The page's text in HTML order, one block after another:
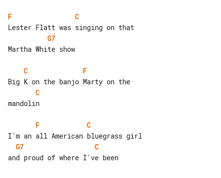
F
C
G7
Martha White show
C
F
C
mandolin
F
C
G7
C
and proud of where I've been